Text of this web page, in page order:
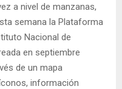
a nivel de manzanas,
semana la Plataforma
Nacional de
en septiembre
de un mapa
información